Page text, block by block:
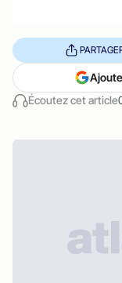
Écoutez cet article